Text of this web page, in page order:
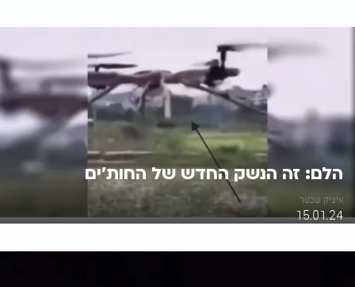
הלם: זה הנשק החדש של החות'ים
איציק שכטר
15.01.24